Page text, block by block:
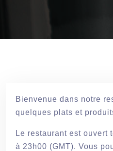
Bienvenue dans notre
quelques plats et
Le restaurant est ouvert
à 23h00 (GMT). Vous